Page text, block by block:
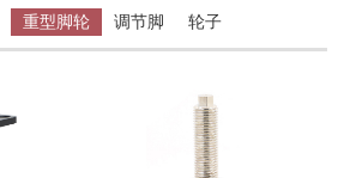
251 - 500kg
重型脚轮 调节脚 轮子